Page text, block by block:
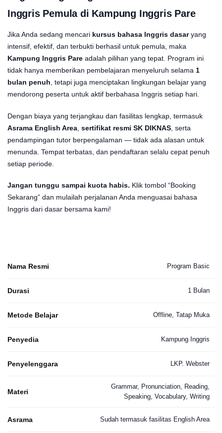
Inggris Pemula di Kampung Inggris Pare
Jika Anda sedang mencari kursus bahasa Inggris dasaryang
intensif, efektif, dan terbukti berhasil untuk pemula, maka
Kampung Inggris Pare adalah pilihan yang tepat. Program ini
tidak hanya memberikan pembelajaran menyeluruh selama 1
bulan penuh , tetapi juga menciptakan lingkungan belajar yang
mendorong peserta untuk aktif berbahasa Inggris setiap hari.
Dengan biaya yang terjangkau dan fasilitas lengkap, termasuk
Asrama English Area sertifikat resmi SK DIKNAS , serta
pendampingan tutor berpengalaman — tidak ada alasan untuk
menunda. Tempat terbatas, dan pendaftaran selalu cepat penuh
setiap periode.
Jangan tunggu sampai kuota habis. Klik tombol “Booking
Sekarang” dan mulailah perjalanan Anda menguasai bahasa
Inggris dari dasar bersama kami!
Nama Resmi Program Basic
Durasi 1 Bulan
Metode Belajar Offline, Tatap Muka
Penyedia Kampung Inggris
Penyelenggara LKP. Webster
Materi
Grammar, Pronunciation, Reading,
Speaking, Vocabulary, Writing
Asrama Sudah termasuk fasilitas English Area